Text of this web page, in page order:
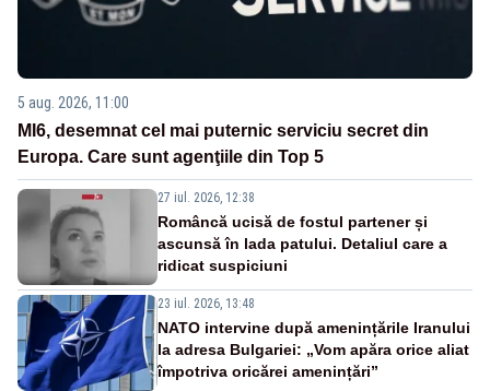
5 aug. 2026, 11:00
MI6, desemnat cel mai puternic serviciu secret din
Europa. Care sunt agenţiile din Top 5
27 iul. 2026, 12:38
Româncă ucisă de fostul partener și
ascunsă în lada patului. Detaliul care a
ridicat suspiciuni
23 iul. 2026, 13:48
NATO intervine după amenințările Iranului
la adresa Bulgariei: „Vom apăra orice aliat
împotriva oricărei amenințări”